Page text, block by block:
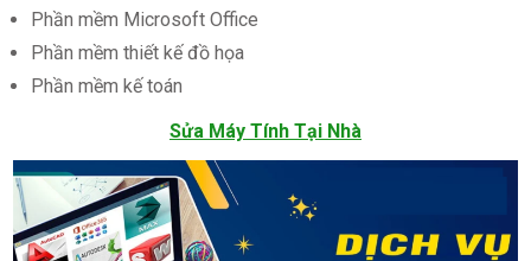
Phần mềm Microsoft Office
Phần mềm thiết kế đồ họa
Phần mềm kế toán
Sửa Máy Tính Tại Nhà